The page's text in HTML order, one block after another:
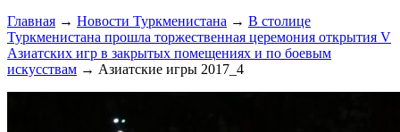
Главная → Новости Туркменистана → В столице
Туркменистана прошла торжественная церемония открытия V
Азиатских игр в закрытых помещениях и по боевым
искусствам → Азиатские игры 2017_4